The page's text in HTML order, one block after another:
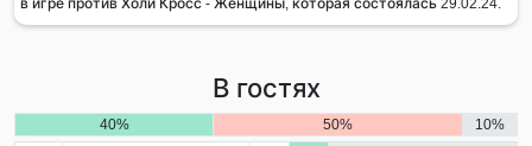
В гостях
40% 50% 10%